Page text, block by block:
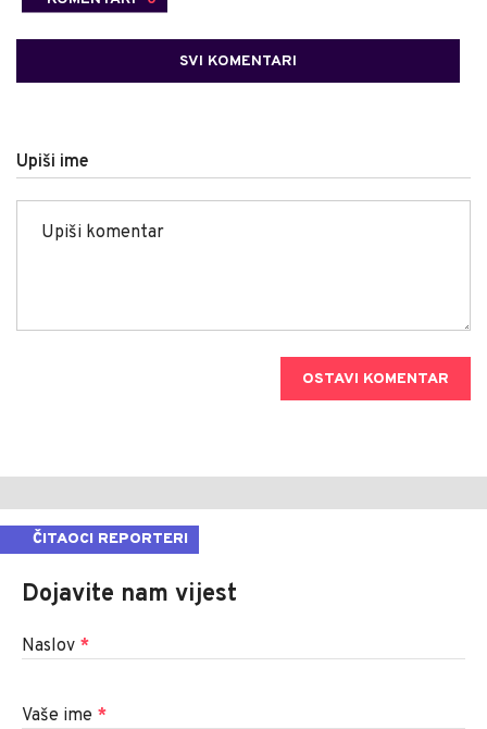
SVI KOMENTARI
Upiši ime
OSTAVI KOMENTAR
ČITAOCI REPORTERI
Dojavite nam vijest
Naslov *
Vaše ime *